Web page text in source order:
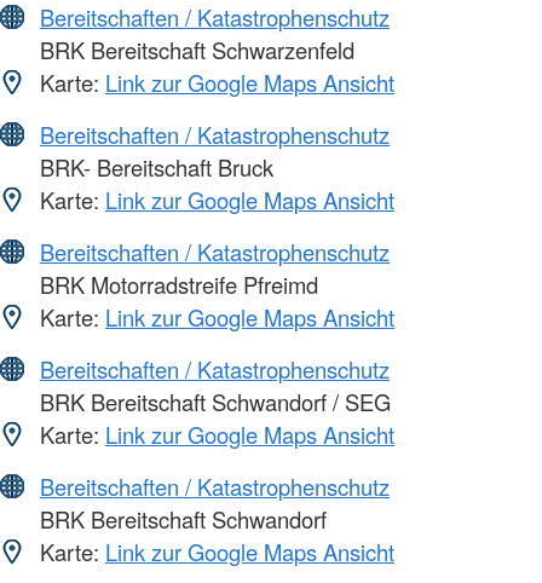
Bereitschaften / Katastrophenschutz
BRK Bereitschaft Schwarzenfeld
Karte: Link zur Google Maps Ansicht
Bereitschaften / Katastrophenschutz
BRK- Bereitschaft Bruck
Karte: Link zur Google Maps Ansicht
Bereitschaften / Katastrophenschutz
BRK Motorradstreife Pfreimd
Karte: Link zur Google Maps Ansicht
Bereitschaften / Katastrophenschutz
BRK Bereitschaft Schwandorf / SEG
Karte: Link zur Google Maps Ansicht
Bereitschaften / Katastrophenschutz
BRK Bereitschaft Schwandorf
Karte: Link zur Google Maps Ansicht